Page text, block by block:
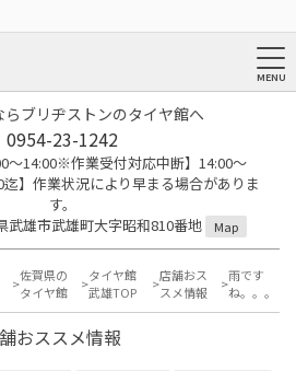
ブリヂストンのタイヤ館へ
0954-23-1242
～14:00※作業受付対応中断】14:00～
】作業状況により早まる場合がありま
す。
雄市武雄町大字昭和810番地
Map
佐賀県の
タイヤ館
タイヤ館
武雄TOP
店舗おス
スメ情報
雨です
ね。。。
おススメ情報